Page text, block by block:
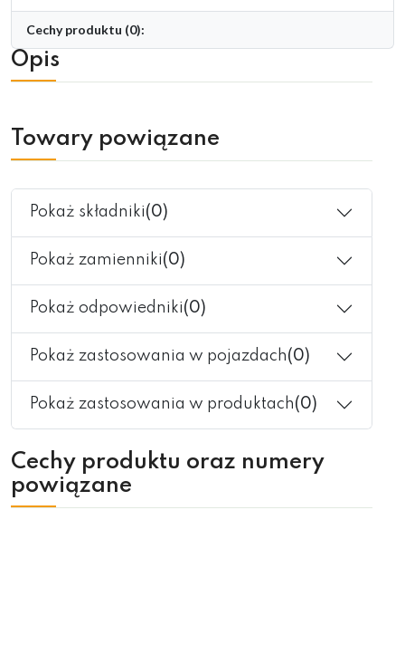
Cechy produktu (0):
Opis
Towary powiązane
Pokaż składniki(0)
Pokaż zamienniki(0)
Pokaż odpowiedniki(0)
Pokaż zastosowania w pojazdach(0)
Pokaż zastosowania w produktach(0)
Cechy produktu oraz numery
powiązane